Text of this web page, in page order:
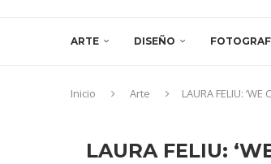
ARTE DISEÑO
Inicio Arte
LAURA FELIU:
LAURA FELIU: